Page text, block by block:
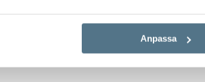
Anpassa
känsla där genomtänkta
skapar ett elegant och
såsom hiss och